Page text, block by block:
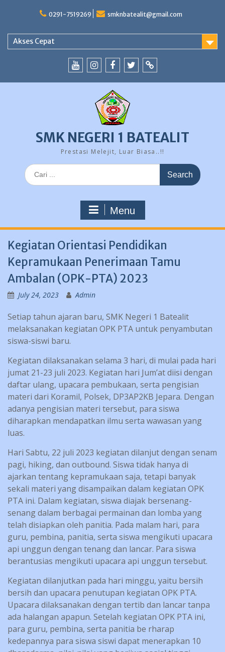
0291-7519269 smknbatealit@gmail.com
Akses Cepat
SMK NEGERI 1 BATEALIT
Prestasi Melejit, Luar Biasa..!!
Search
for:
Menu
Kegiatan Orientasi Pendidikan
Kepramukaan Penerimaan Tamu
Ambalan (OPK-PTA) 2023
July 24, 2023 Admin
Setiap tahun ajaran baru, SMK Negeri 1 Batealit
melaksanakan kegiatan OPK PTA untuk penyambutan
siswa-siswi baru.
Kegiatan dilaksanakan selama 3 hari, di mulai pada hari
jumat 21-23 juli 2023. Kegiatan hari Jum’at diisi dengan
daftar ulang, upacara pembukaan, serta pengisian
materi dari Koramil, Polsek, DP3AP2KB Jepara. Dengan
adanya pengisian materi tersebut, para siswa
diharapkan mendapatkan ilmu serta wawasan yang
luas.
Hari Sabtu, 22 juli 2023 kegiatan dilanjut dengan senam
pagi, hiking, dan outbound. Siswa tidak hanya di
ajarkan tentang kepramukaan saja, tetapi banyak
sekali materi yang disampaikan dalam kegiatan OPK
PTA ini. Dalam kegiatan, siswa diajak bersenang-
senang dalam berbagai permainan dan lomba yang
telah disiapkan oleh panitia. Pada malam hari, para
guru, pembina, panitia, serta siswa mengikuti upacara
api unggun dengan tenang dan lancar. Para siswa
berantusias mengikuti upacara api unggun tersebut.
Kegiatan dilanjutkan pada hari minggu, yaitu bersih
bersih dan upacara penutupan kegiatan OPK PTA.
Upacara dilaksanakan dengan tertib dan lancar tanpa
ada halangan apapun. Setelah kegiatan OPK PTA ini,
para guru, pembina, serta panitia be rharap
kedepannya para siswa siswi dapat menerapkan 10